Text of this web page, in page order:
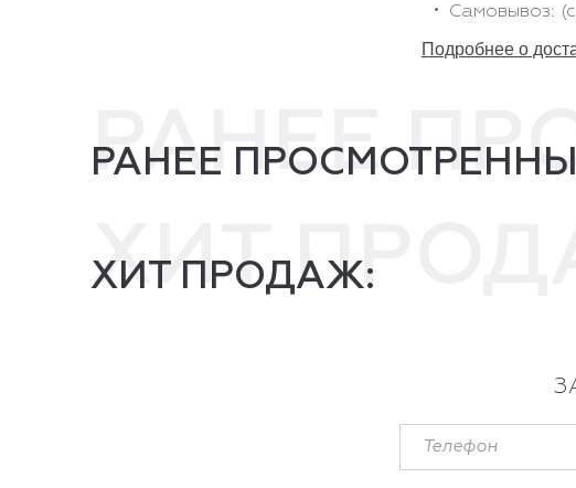
Самовывоз:
Подробнее о
РАНЕЕ
РАНЕЕ
ХИТ
ХИТ ПРОДАЖ: